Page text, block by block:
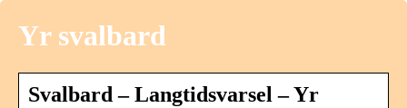
Yr svalbard
Svalbard – Langtidsvarsel – Yr